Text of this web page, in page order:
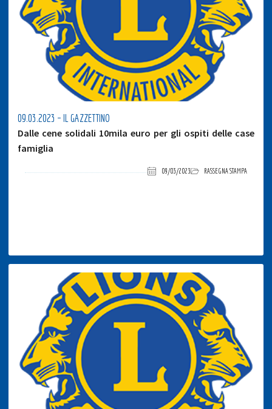
09.03.2023 – IL GAZZETTINO
Dalle cene solidali 10mila euro per gli ospiti delle case
famiglia
09/03/2023 RASSEGNA STAMPA